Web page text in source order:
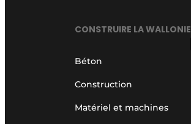
CONSTRUIRE LA WALLONIE
Béton
Construction
Matériel et machines